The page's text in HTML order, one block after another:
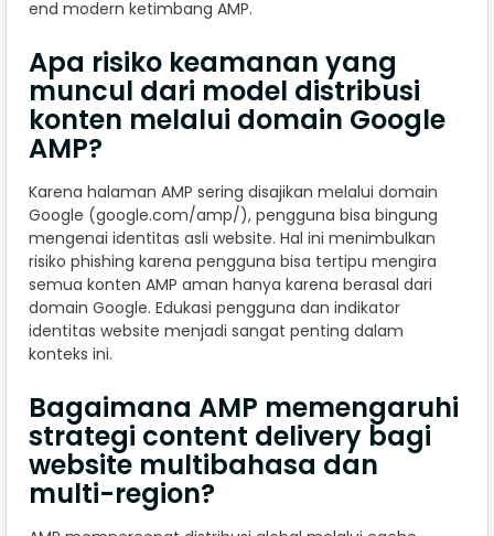
end modern ketimbang AMP.
Apa risiko keamanan yang
muncul dari model distribusi
konten melalui domain Google
AMP?
Karena halaman AMP sering disajikan melalui domain
Google (google.com/amp/), pengguna bisa bingung
mengenai identitas asli website. Hal ini menimbulkan
risiko phishing karena pengguna bisa tertipu mengira
semua konten AMP aman hanya karena berasal dari
domain Google. Edukasi pengguna dan indikator
identitas website menjadi sangat penting dalam
konteks ini.
Bagaimana AMP memengaruhi
strategi content delivery bagi
website multibahasa dan
multi-region?